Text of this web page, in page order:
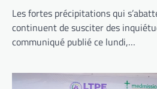
Les fortes précipitations qui
continuent de susciter des
communiqué publié ce lundi,…